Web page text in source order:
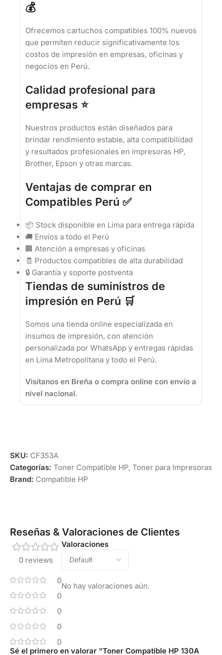
💰
Ofrecemos cartuchos compatibles 100% nuevos
que permiten reducir significativamente los
costos de impresión en empresas, oficinas y
negocios en Perú.
Calidad profesional para
empresas ⭐
Nuestros productos están diseñados para
brindar rendimiento estable, alta compatibilidad
y resultados profesionales en impresoras HP,
Brother, Epson y otras marcas.
Ventajas de comprar en
Compatibles Perú ✅
📦 Stock disponible en Lima para entrega rápida
🚚 Envíos a todo el Perú
🏢 Atención a empresas y oficinas
🧾 Productos compatibles de alta durabilidad
🔒 Garantía y soporte postventa
Tiendas de suministros de
impresión en Perú 🛒
Somos una tienda online especializada en
insumos de impresión, con atención
personalizada por WhatsApp y entregas rápidas
en Lima Metropolitana y todo el Perú.
Visítanos en Breña o compra online con envío a
nivel nacional.
SKU: CF353A
Categorías: Toner Compatible HP, Toner para Impresoras
Brand: Compatible HP
Reseñas & Valoraciones de Clientes
0 reviews
0
0
0
0
0
Valoraciones
No hay valoraciones aún.
Sé el primero en valorar “Toner Compatible HP 130A